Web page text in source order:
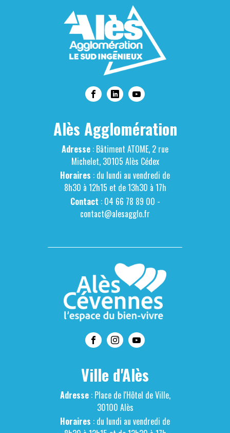
Alès Agglomération
Adresse : Bâtiment ATOME, 2 rue
Michelet, 30105 Alès Cédex
Horaires : du lundi au vendredi de
8h30 à 12h15 et de 13h30 à 17h
Contact : 04 66 78 89 00 -
contact@alesagglo.fr
Ville d'Alès
Adresse: Place de l'Hôtel de Ville,
30100 Alès
Horaires : du lundi au vendredi de